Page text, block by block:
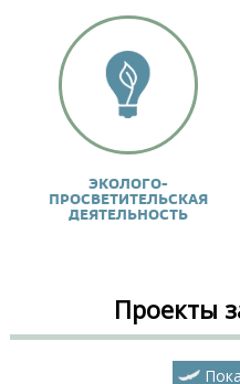
ЭКОЛОГО-
ПРОСВЕТИТЕЛЬСКАЯ
ДЕЯТЕЛЬНОСТЬ
Проекты